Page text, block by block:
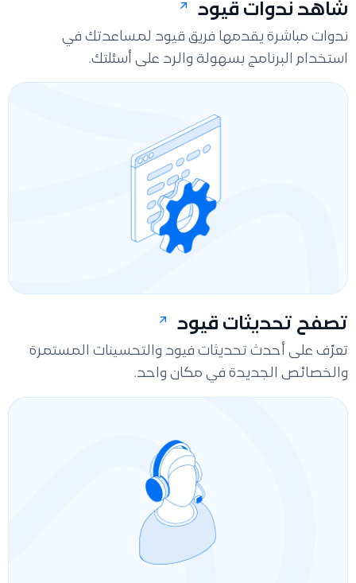
شاهد ندوات قيود
ندوات مباشرة يقدمها فريق قيود لمساعدتك في
استخدام البرنامج بسهولة والرد على أسئلتك.
تصفح تحديثات قيود
تعرّف على أحدث تحديثات فيود والتحسينات المستمرة
والخصائص الجديدة في مكان واحد.